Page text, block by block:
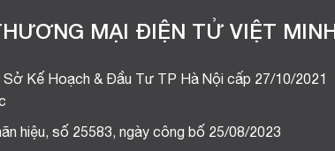
MẠI ĐIỆN TỬ VIỆT MINH
Kế Hoạch & Đầu Tư TP Hà Nội cấp 27/10/2021
hiệu, số 25583, ngày công bố 25/08/2023